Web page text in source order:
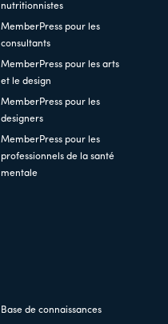
nutritionnistes
MemberPress pour les
consultants
MemberPress pour les arts
et le design
MemberPress pour les
designers
MemberPress pour les
professionnels de la santé
mentale
Base de connaissances